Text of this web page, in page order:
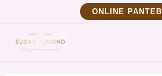
περιεχόμενο
ΟNLINE
G-
4698